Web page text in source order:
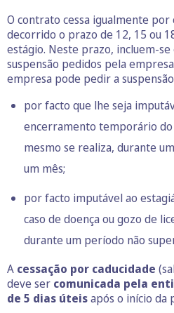
O contrato cessa igualmente por
decorrido o prazo de 12, 15 ou
estágio. Neste prazo, incluem-
suspensão pedidos pela
empresa pode pedir a
por facto que lhe seja
encerramento temporário
mesmo se realiza, durante
um mês;
por facto imputável ao
caso de doença ou gozo de
durante um período não
A cessação por caducidade
deve ser comunicada pela
de 5 dias úteisapós o início da